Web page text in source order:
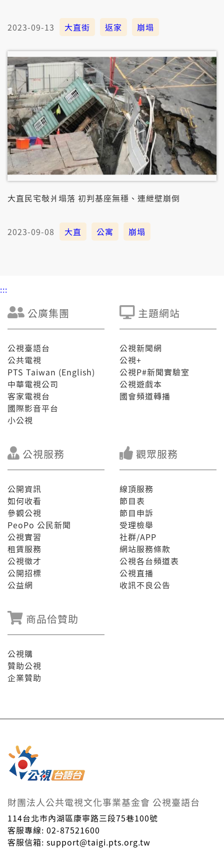
2023-09-13 大直街 返家 崩塌
大直民宅敧爿塌落 初判基座無穩、連紲壁崩倒
2023-09-08 大直 公寓 崩塌
:::
公廣集團
公視臺語台
公共電視
PTS Taiwan (English)
中華電視公司
客家電視台
國際影音平台
小公視
主題網站
公視新聞網
公視+
公視P#新聞實驗室
公視遊戲本
國會頻道轉播
公視服務
公開資訊
如何收看
參觀公視
PeoPo 公民新聞
公視實習
租賃服務
公視徵才
公開招標
公益網
觀眾服務
線頂服務
節目表
節目申訴
受理檢舉
社群/APP
網站服務條款
公視各台頻道表
公視直播
收訊不良公告
商品佮贊助
公視購
贊助公視
企業贊助
財團法人公共電視文化事業基金會 公視臺語台
114台北市內湖區康寧路三段75巷100號
客服專線: 02-87521600
客服信箱: support@taigi.pts.org.tw